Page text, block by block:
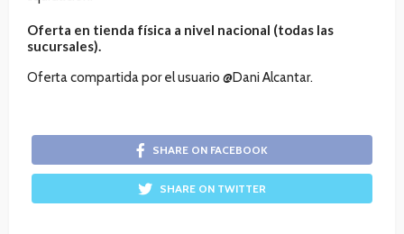
Oferta en tienda física a nivel nacional (todas las
sucursales).
Oferta compartida por el usuario @Dani Alcantar.
SHARE ON FACEBOOK
SHARE ON TWITTER